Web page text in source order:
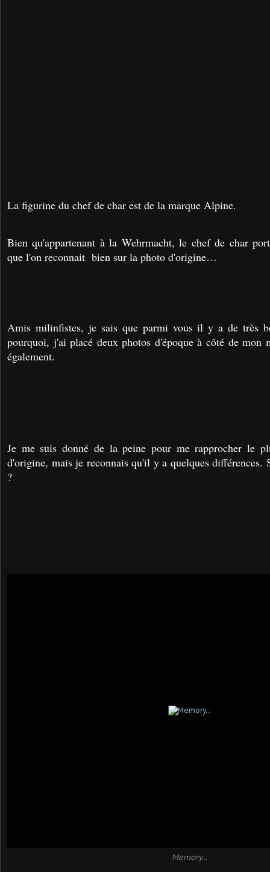
La figurine du chef de char est de la marque Alpine.
Bien qu'appartenant à la Wehrmacht, le chef de char
que l'on reconnait bien sur la photo d'origine…
Amis milinfistes, je sais que parmi vous il y a de très
pourquoi, j'ai placé deux photos d'époque à côté de mon
également.
Je me suis donné de la peine pour me rapprocher le
d'origine, mais je reconnais qu'il y a quelques différences.
?
Memory...